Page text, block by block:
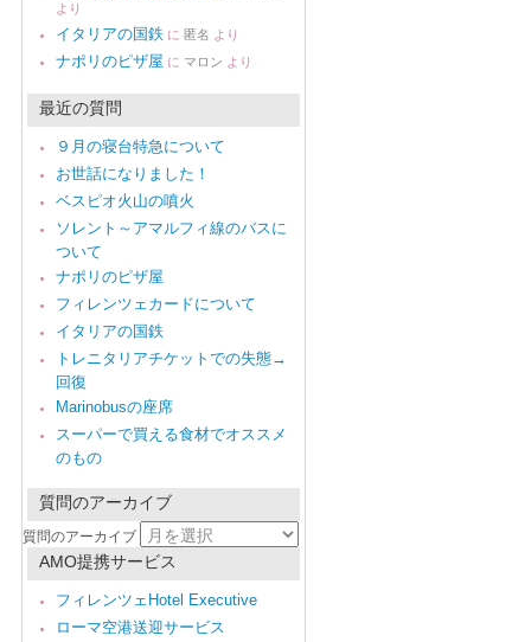
より
イタリアの国鉄 に 匿名 より
ナポリのピザ屋 に マロン より
最近の質問
９月の寝台特急について
お世話になりました！
ベスピオ火山の噴火
ソレント～アマルフィ線のバスに
ついて
ナポリのピザ屋
フィレンツェカードについて
イタリアの国鉄
トレニタリアチケットでの失態→
回復
Marinobusの座席
スーパーで買える食材でオススメ
のもの
質問のアーカイブ
質問のアーカイブ
AMO提携サービス
フィレンツェHotel Executive
ローマ空港送迎サービス